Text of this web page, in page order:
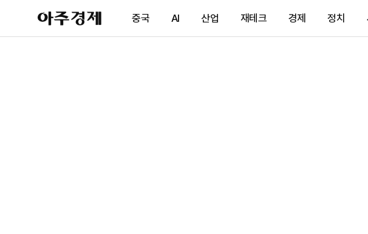
아
주
제
중국 AI 산업 재테크 경제 정치